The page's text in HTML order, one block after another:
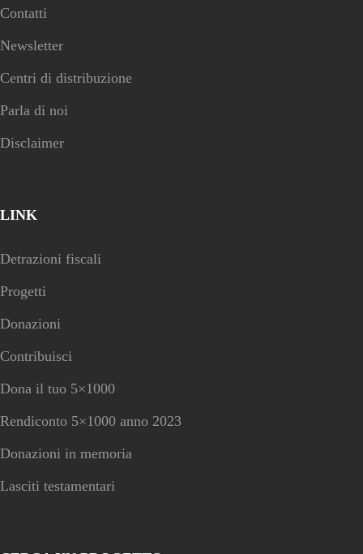
Contatti
Newsletter
Centri di distribuzione
Parla di noi
Disclaimer
LINK
Detrazioni fiscali
Progetti
Donazioni
Contribuisci
Dona il tuo 5×1000
Rendiconto 5×1000 anno 2023
Donazioni in memoria
Lasciti testamentari